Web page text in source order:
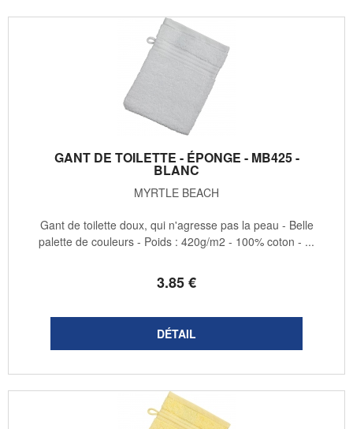
GANT DE TOILETTE - ÉPONGE - MB425 -
BLANC
MYRTLE BEACH
3.85€
Gant de toilette doux, qui n'agresse pas la peau - Belle
palette de couleurs - Poids : 420g/m2 - 100% coton - ...